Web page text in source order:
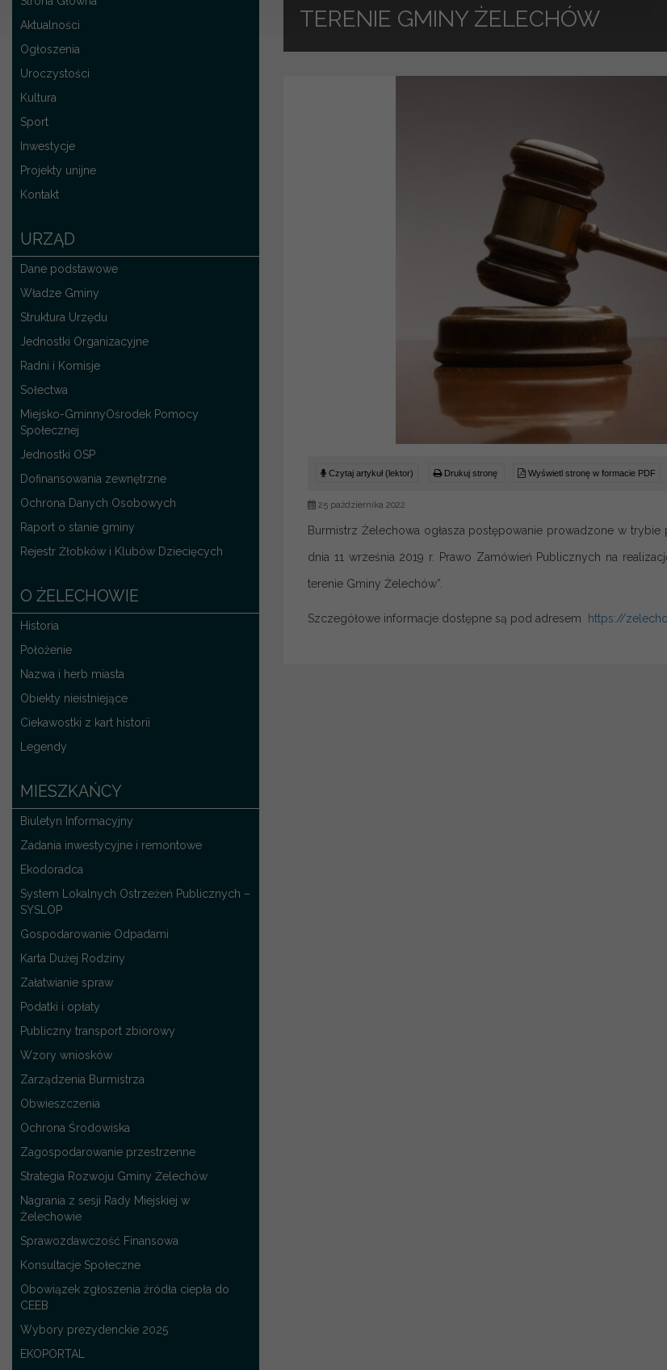
Aktualności
Ogłoszenia
Uroczystości
Kultura
Sport
Inwestycje
Projekty unijne
Kontakt
URZĄD
Dane podstawowe
Władze Gminy
Struktura Urzędu
Jednostki Organizacyjne
Radni i Komisje
Sołectwa
Miejsko-GminnyOśrodek Pomocy
Społecznej
Jednostki OSP
Dofinansowania zewnętrzne
Ochrona Danych Osobowych
Raport o stanie gminy
Rejestr Żłobków i Klubów Dziecięcych
O ŻELECHOWIE
Historia
Położenie
Nazwa i herb miasta
Obiekty nieistniejące
Ciekawostki z kart historii
Legendy
MIESZKAŃCY
Biuletyn Informacyjny
Zadania inwestycyjne i remontowe
Ekodoradca
System Lokalnych Ostrzeżeń Publicznych –
SYSLOP
Gospodarowanie Odpadami
Karta Dużej Rodziny
Załatwianie spraw
Podatki i opłaty
Publiczny transport zbiorowy
Wzory wniosków
Zarządzenia Burmistrza
Obwieszczenia
Ochrona Środowiska
Zagospodarowanie przestrzenne
Strategia Rozwoju Gminy Żelechów
Nagrania z sesji Rady Miejskiej w
Żelechowie
Sprawozdawczość Finansowa
Konsultacje Społeczne
Obowiązek zgłoszenia źródła ciepła do
CEEB
Wybory prezydenckie 2025
EKOPORTAL
TERENIE GMINY ŻELECHÓW
Czytaj artykuł (lektor) Drukuj stronę Wyświetl stronę w formacie PDF
25 października 2022
Burmistrz Żelechowa ogłasza postępowanie prowadzone w
dnia 11 września 2019 r. Prawo Zamówień Publicznych na
terenie Gminy Żelechów”.
Szczegółowe informacje dostępne są pod adresem https://